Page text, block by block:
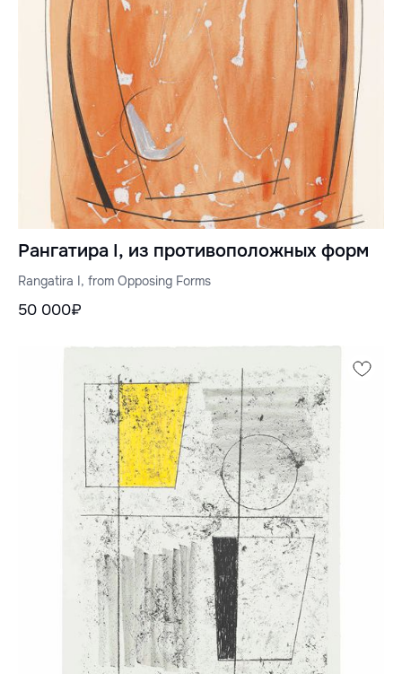
Рангатира I, из противоположных форм
Rangatira I, from Opposing Forms
50 000₽